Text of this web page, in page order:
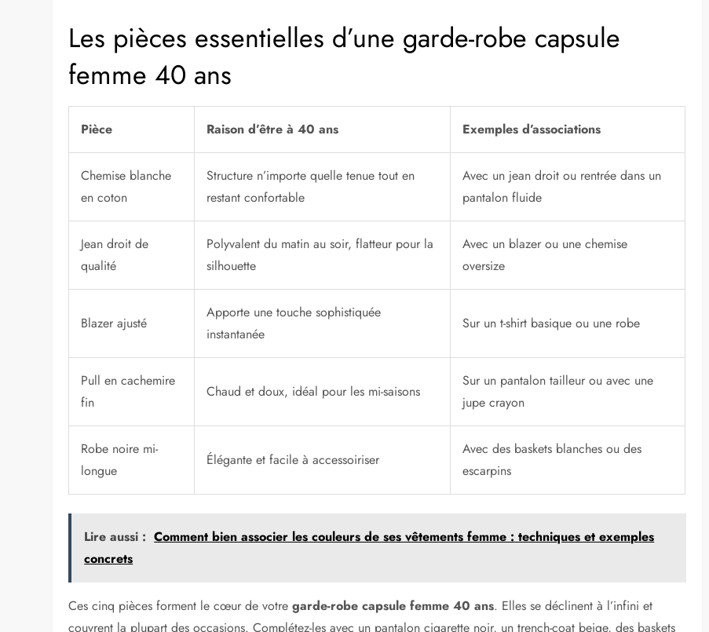
Les pièces essentielles d’une garde-robe capsule
femme 40 ans
Pièce Raison d’être à 40 ans Exemples d’associations
Chemise blanche
en coton
Structure n’importe quelle tenue tout en
restant confortable
Avec un jean droit ou rentrée dans un
pantalon fluide
Jean droit de
qualité
Polyvalent du matin au soir, flatteur pour la
silhouette
Avec un blazer ou une chemise
oversize
Blazer ajusté
Apporte une touche sophistiquée
instantanée
Sur un t-shirt basique ou une robe
Pull en cachemire
fin
Chaud et doux, idéal pour les mi-saisons
Sur un pantalon tailleur ou avec une
jupe crayon
Robe noire mi-
longue
Élégante et facile à accessoiriser
Avec des baskets blanches ou des
escarpins
Lire aussi : Comment bien associer les couleurs de ses vêtements femme : techniques et exemples
concrets
Ces cinq pièces forment le cœur de votregarde-robe capsule femme 40 ans. Elles se déclinent à l’infini et
couvrent la plupart des occasions. Complétez-les avec un pantalon cigarette noir, un trench-coat beige, des baskets